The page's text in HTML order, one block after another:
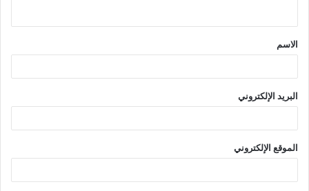
ق
*
الاسم
البريد الإلكتروني
الموقع الإلكتروني